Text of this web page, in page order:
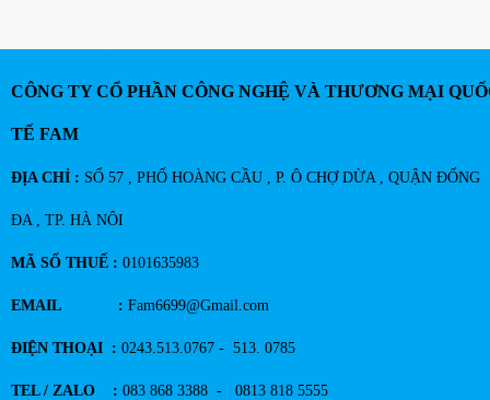
CÔNG TY CỔ PHẦN CÔNG NGHỆ VÀ THƯƠNG MẠI
TẾ FAM
ĐỊA CHỈ : SỐ 57 , PHỐ HOÀNG CẦU , P. Ô CHỢ DỪA , QUẬN ĐỐNG
ĐA , TP. HÀ NÔI
MÃ SỐ THUẾ : 0101635983
EMAIL : Fam6699@Gmail.com
ĐIỆN THOẠI : 0243.513.0767 - 513. 0785
TEL / ZALO : 083 868 3388 - 0813 818 5555